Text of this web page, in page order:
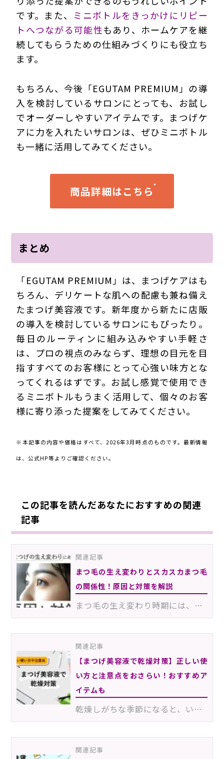
です。また、
ミニボトルをきっかけにリピー
トへつながる可能性もあり、ホームケアを継
続してもらうための仕組みづくりにも役立ち
ます。
もちろん、今後「EGUTAM PREMIUM」の導
入を検討しているサロンにとっても、お試し
でオーダーしやすいアイテムです。まつげケ
アに力を入れたいサロンは、ぜひミニボトル
も一緒に活用してみてください。
商品詳細はこちら
まとめ
「EGUTAM PREMIUM」は、まつげケアはも
ちろん、デリケートな肌への配慮も兼ね備え
たまつげ美容液です。新年度から新たに店販
の導入を検討しているサロンにもぴったり。
毎日のルーティンに組み込みやすい手軽さ
は、プロの視点のみならず、理想の目元を目
指すすべてのお客様にとって心強い味方とな
ってくれるはずです。お試し感覚で使用でき
るミニボトルもうまく活用して、個々のお客
様に寄り添った提案をしてみてください。
※本記事の内容や価格はすべて、2026年3月時点のものです。最新情報
は、公式HP等よりご確認ください。
この記事を読んだあなたにおすすめの関連
記事
関連記事
まつ毛の生え変わりとスカスカまつ毛
の関係性！原因と対策を解説
まつ毛の生え変わり時期には、「大部分のまつ毛が生え揃っているのに、なぜか2～3本だけ間隔が空いてる…」…
関連記事
【まつげ美容液で乾燥対策】正しい使
い方と注意点をおさらい！おすすめア
イテムも
乾燥しがちな季節になると、いつも以上に肌の保湿を意識するお客様も多いはず。しかし、まつげも肌と同じ…
関連記事